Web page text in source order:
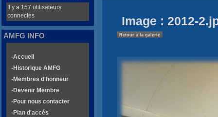
Image : 2012-
Retour à la galerie
Il y a 157 utilisateurs
connectés
AMFG INFO
-Accueil
-Historique AMFG
-Membres d'honneur
-Devenir Membre
-Pour nous contacter
-Plan d'accés